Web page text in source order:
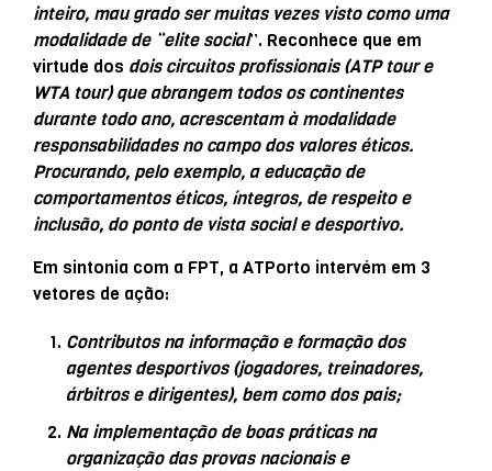
inteiro, mau grado ser muitas vezes visto como uma
modalidade de “elite social”. Reconhece que em
virtude dos dois circuitos profissionais (ATP tour e
WTA tour) que abrangem todos os continentes
durante todo ano, acrescentam à modalidade
responsabilidades no campo dos valores éticos.
Procurando, pelo exemplo, a educação de
comportamentos éticos, íntegros, de respeito e
inclusão, do ponto de vista social e desportivo.
Em sintonia com a FPT, a ATPorto intervém em 3
vetores de ação:
Contributos na informação e formação dos
agentes desportivos (jogadores, treinadores,
árbitros e dirigentes), bem como dos pais;
Na implementação de boas práticas na
organização das provas nacionais e